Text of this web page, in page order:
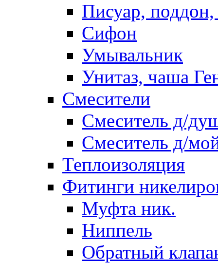
Писуар, поддон,
Сифон
Умывальник
Унитаз, чаша
Смесители
Смеситель д/
Смеситель д/
Теплоизоляция
Фитинги
Муфта ник.
Ниппель
Обратный